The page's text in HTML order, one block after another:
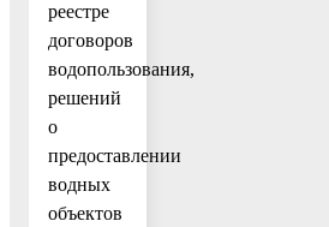
реестре
договоров
водопользования,
решений
о
предоставлении
водных
объектов